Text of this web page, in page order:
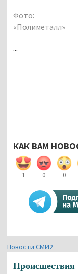
Фото:
«Полиметалл»
...
КАК ВАМ
1 0 0
Новости СМИ2
Происшествия